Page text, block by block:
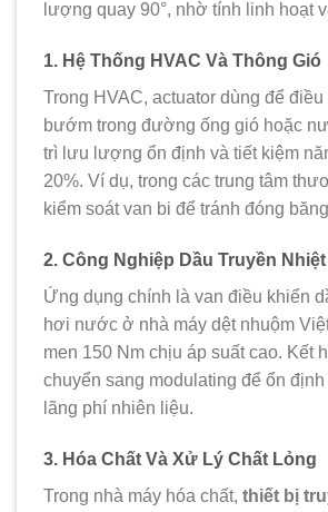
lượng quay 90°, nhờ tính linh hoạt
1. Hệ Thống HVAC Và Thông Gió
Trong HVAC, actuator dùng để
bướm trong đường ống gió hoặc
trì lưu lượng ổn định và tiết kiệm
20%. Ví dụ, trong các trung tâm
kiểm soát van bi để tránh đóng
2. Công Nghiệp Dầu Truyền
Ứng dụng chính là van điều khiển
hơi nước ở nhà máy dệt nhuộm
men 150 Nm chịu áp suất cao. Kết
chuyển sang modulating để ổn
lãng phí nhiên liệu.
3. Hóa Chất Và Xử Lý Chất Lỏng
Trong nhà máy hóa chất, thiết bị